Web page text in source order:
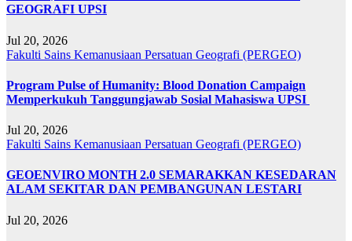
GEOGRAFI UPSI
Jul 20, 2026
Fakulti Sains Kemanusiaan Persatuan Geografi (PERGEO)
Program Pulse of Humanity: Blood Donation Campaign
Memperkukuh Tanggungjawab Sosial Mahasiswa UPSI
Jul 20, 2026
Fakulti Sains Kemanusiaan Persatuan Geografi (PERGEO)
GEOENVIRO MONTH 2.0 SEMARAKKAN KESEDARAN
ALAM SEKITAR DAN PEMBANGUNAN LESTARI
Jul 20, 2026